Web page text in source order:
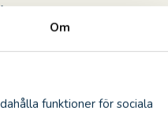
Om
funktioner för sociala
mars.
och
en
både